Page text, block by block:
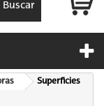
Buscar
Superficies